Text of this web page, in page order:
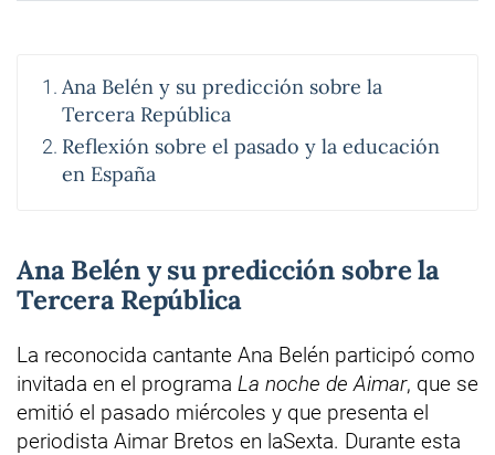
Ana Belén y su predicción sobre la
Tercera República
Reflexión sobre el pasado y la educación
en España
Ana Belén y su predicción sobre la
Tercera República
La reconocida cantante Ana Belén participó como
invitada en el programa La noche de Aimar, que se
emitió el pasado miércoles y que presenta el
periodista Aimar Bretos en laSexta. Durante esta